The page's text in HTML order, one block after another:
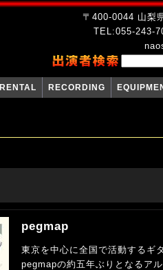
〒400-0044 山梨
TEL:055-243-
RENTAL RECORDING
pegmap
東京を中心に全国で活動するギ
pegmapの約五年ぶりとなるア